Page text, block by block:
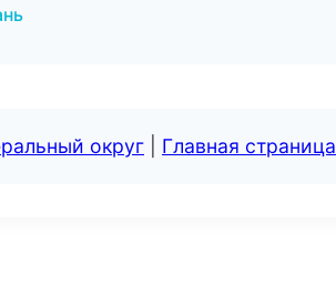
округ Главная страница